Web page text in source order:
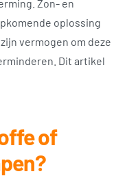
Zon- en
oplossing
vermogen om deze
Dit artikel
of